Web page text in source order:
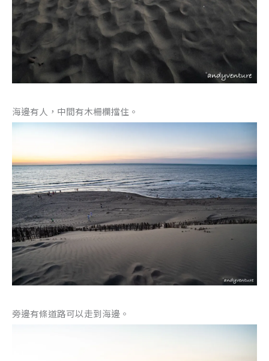
海邊有人，中間有木柵欄擋住。
旁邊有條道路可以走到海邊。